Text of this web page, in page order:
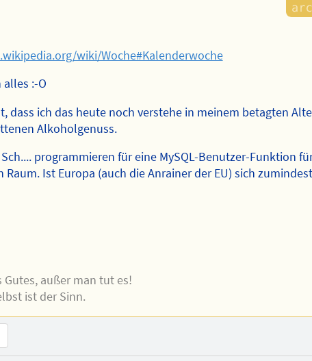
wiki/Woche#Kalenderwoche
:-O
dass ich das heute noch verstehe in meinem betagten
Alkoholgenuss.
programmieren für eine MySQL-Benutzer-Funktion
Raum. Ist Europa (auch die Anrainer der EU) sich
Gutes, außer man tut es!
ist der Sinn.